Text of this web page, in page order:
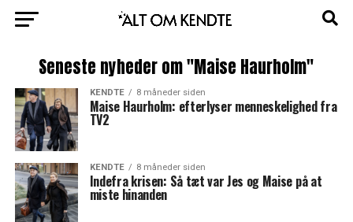
Seneste nyheder om "Maise Haurholm"
KENDTE 8 måneder siden
Maise Haurholm: efterlyser menneskelighed fra
TV2
KENDTE 8 måneder siden
Indefra krisen: Så tæt var Jes og Maise på at
miste hinanden